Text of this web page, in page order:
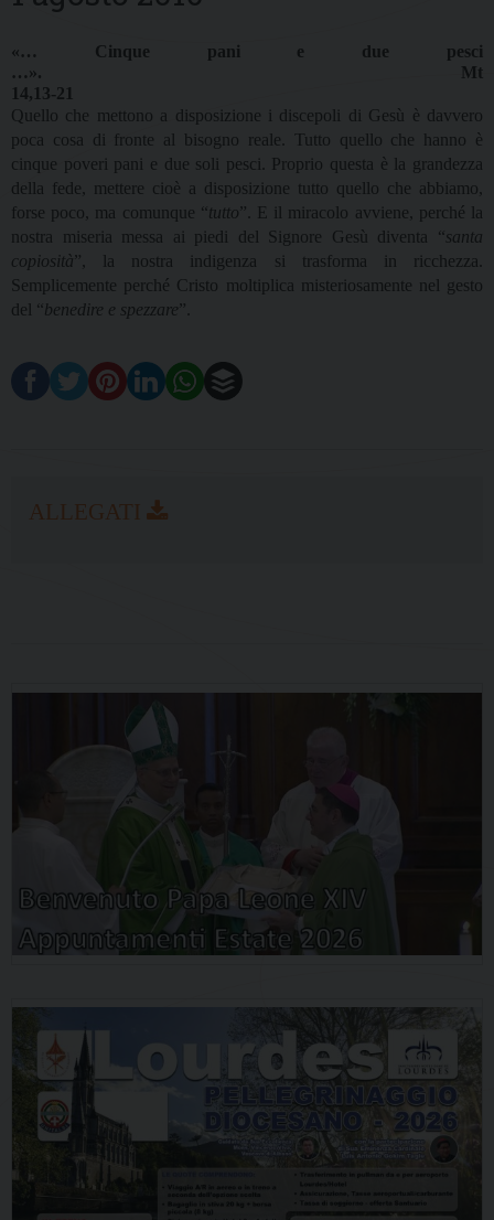
«… Cinque pani e due pesci
…».
Mt
14,13-21
Quello che mettono a disposizione i discepoli di Gesù è davvero
poca cosa di fronte al bisogno reale. Tutto quello che hanno è
cinque poveri pani e due soli pesci. Proprio questa è la grandezza
della fede, mettere cioè a disposizione tutto quello che abbiamo,
forse poco, ma comunque “tutto”. E il miracolo avviene, perché la
nostra miseria messa ai piedi del Signore Gesù diventa “santa
copiosità”, la nostra indigenza si trasforma in ricchezza.
Semplicemente perché Cristo moltiplica misteriosamente nel gesto
del “benedire e spezzare”.